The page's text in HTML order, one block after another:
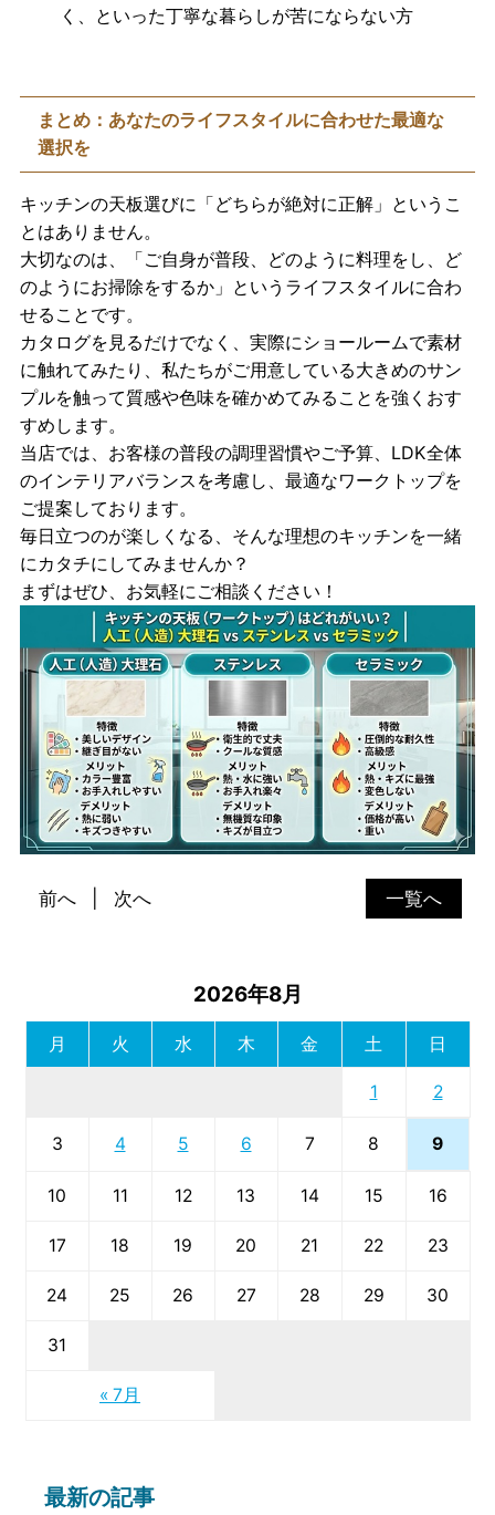
く、といった丁寧な暮らしが苦にならない方
まとめ：あなたのライフスタイルに合わせた最適な
選択を
キッチンの天板選びに「どちらが絶対に正解」というこ
とはありません。
大切なのは、「ご自身が普段、どのように料理をし、ど
のようにお掃除をするか」というライフスタイルに合わ
せることです。
カタログを見るだけでなく、実際にショールームで素材
に触れてみたり、私たちがご用意している大きめのサン
プルを触って質感や色味を確かめてみることを強くおす
すめします。
当店では、お客様の普段の調理習慣やご予算、LDK全体
のインテリアバランスを考慮し、最適なワークトップを
ご提案しております。
毎日立つのが楽しくなる、そんな理想のキッチンを一緒
にカタチにしてみませんか？
まずはぜひ、お気軽にご相談ください！
一覧へ
前へ 次へ
2026年8月
月 火 水 木 金 土 日
« 7月
1 2
3 4 5 6 7 8 9
10 11 12 13 14 15 16
17 18 19 20 21 22 23
24 25 26 27 28 29 30
31
最新の記事